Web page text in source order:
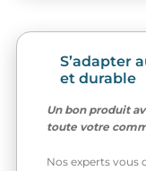
S’adapter
et durable
Un bon produit
toute votre
Nos experts vous